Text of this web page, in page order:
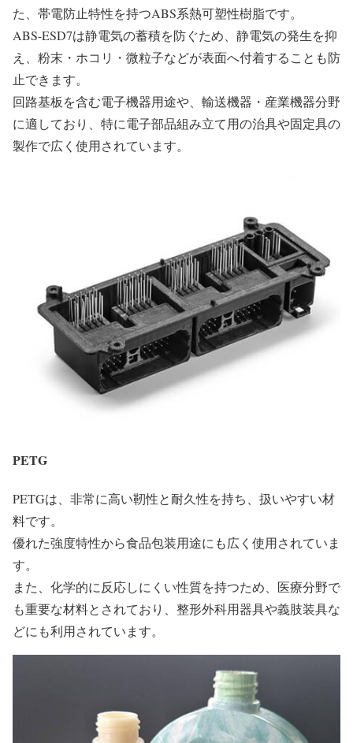
た、帯電防止特性を持つABS系熱可塑性樹脂です。
ABS-ESD7は静電気の蓄積を防ぐため、静電気の発生を抑
え、粉末・ホコリ・微粒子などが表面へ付着することも防
止できます。
回路基板を含む電子機器用途や、輸送機器・産業機器分野
に適しており、特に電子部品組み立て用の治具や固定具の
製作で広く使用されています。
PETG
PETGは、非常に高い靭性と耐久性を持ち、扱いやすい材
料です。
優れた強度特性から食品包装用途にも広く使用されていま
す。
また、化学的に反応しにくい性質を持つため、医療分野で
も重要な材料とされており、整形外科用器具や義肢装具な
どにも利用されています。